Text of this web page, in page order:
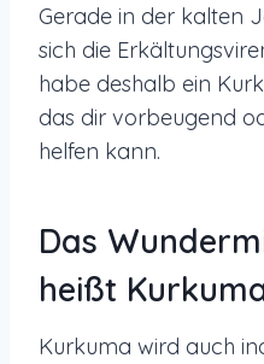
Gerade in der kalten
sich die
habe deshalb ein
das dir vorbeugend
helfen kann.
Das
heißt
Kurkuma wird auch